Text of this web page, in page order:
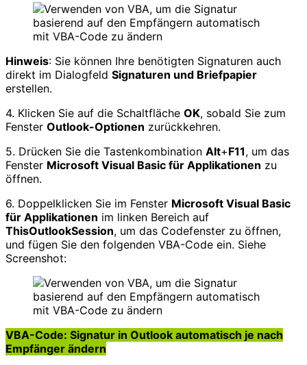
Hinweis: Sie können Ihre benötigten Signaturen auch
direkt im Dialogfeld Signaturen und Briefpapier
erstellen.
4. Klicken Sie auf die Schaltfläche OK, sobald Sie zum
Fenster Outlook-Optionen zurückkehren.
5. Drücken Sie die Tastenkombination Alt+F11, um das
Fenster Microsoft Visual Basic für Applikationen zu
öffnen.
6. Doppelklicken Sie im Fenster Microsoft Visual Basic
für Applikationen im linken Bereich auf
ThisOutlookSession, um das Codefenster zu öffnen,
und fügen Sie den folgenden VBA-Code ein. Siehe
Screenshot:
VBA-Code: Signatur in Outlook automatisch je nach
Empfänger ändern